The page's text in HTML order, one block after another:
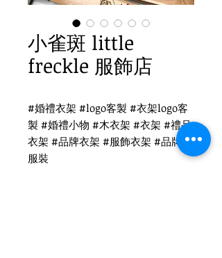
小雀斑 little
freckle 服飾店
#婚禮衣架 #logo客製 #衣架logo客
製 #婚禮小物 #木衣架 #衣架 #禮品
衣架 #品牌衣架 #服飾衣架 #品牌 #
服裝